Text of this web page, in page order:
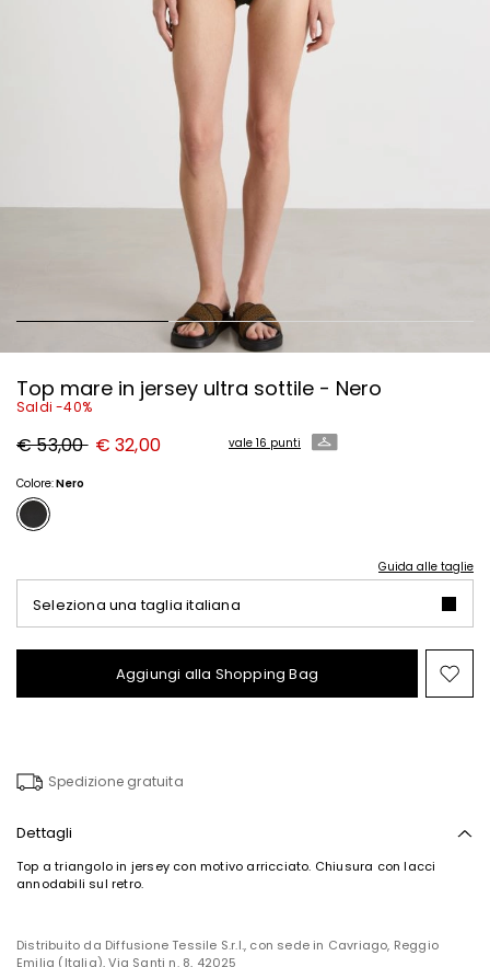
Top mare in jersey ultra sottile - Nero
Saldi -40%
Prezzo
originale
53,00
€ 53,00 Nuovo
prezzo
€ 32,00 vale 16 punti
Colore:Nero
Guida alle taglie
Seleziona una taglia italiana
Aggiungi alla Shopping Bag
Spedizione gratuita
Dettagli
Top a triangolo in jersey con motivo arricciato. Chiusura con lacci
annodabili sul retro.
Distribuito da Diffusione Tessile S.r.l., con sede in Cavriago, Reggio
Emilia (Italia), Via Santi n. 8, 42025